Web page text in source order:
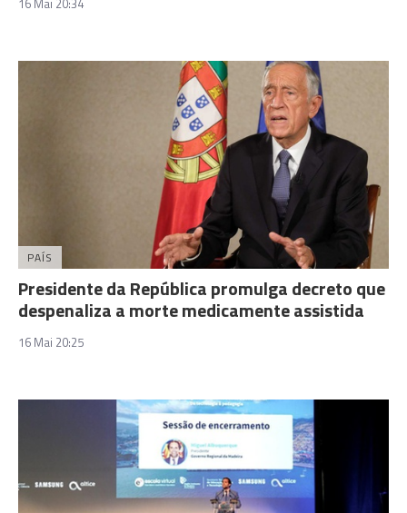
PAÍS
Presidente da República promulga decreto que
despenaliza a morte medicamente assistida
16 Mai 20:25